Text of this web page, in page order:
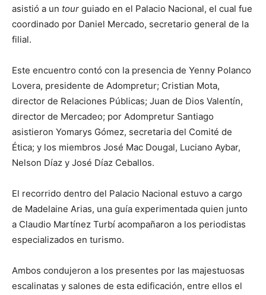
asistió a un tour guiado en el Palacio Nacional, el cual fue
coordinado por Daniel Mercado, secretario general de la
filial.
Este encuentro contó con la presencia de Yenny Polanco
Lovera, presidente de Adompretur; Cristian Mota,
director de Relaciones Públicas; Juan de Dios Valentín,
director de Mercadeo; por Adompretur Santiago
asistieron Yomarys Gómez, secretaria del Comité de
Ética; y los miembros José Mac Dougal, Luciano Aybar,
Nelson Díaz y José Díaz Ceballos.
El recorrido dentro del Palacio Nacional estuvo a cargo
de Madelaine Arias, una guía experimentada quien junto
a Claudio Martínez Turbí acompañaron a los periodistas
especializados en turismo.
Ambos condujeron a los presentes por las majestuosas
escalinatas y salones de esta edificación, entre ellos el